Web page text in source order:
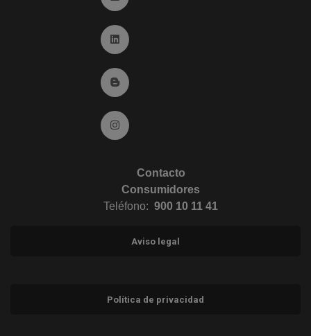
Ir a Linkedin (abre en ventana nueva)
Ir al Blog (abre en ventana nueva)
Ir a Instagram (abre en ventana nueva)
Contacto
Consumidores
Teléfono: 900 10 11 41
Aviso legal
Política de privacidad